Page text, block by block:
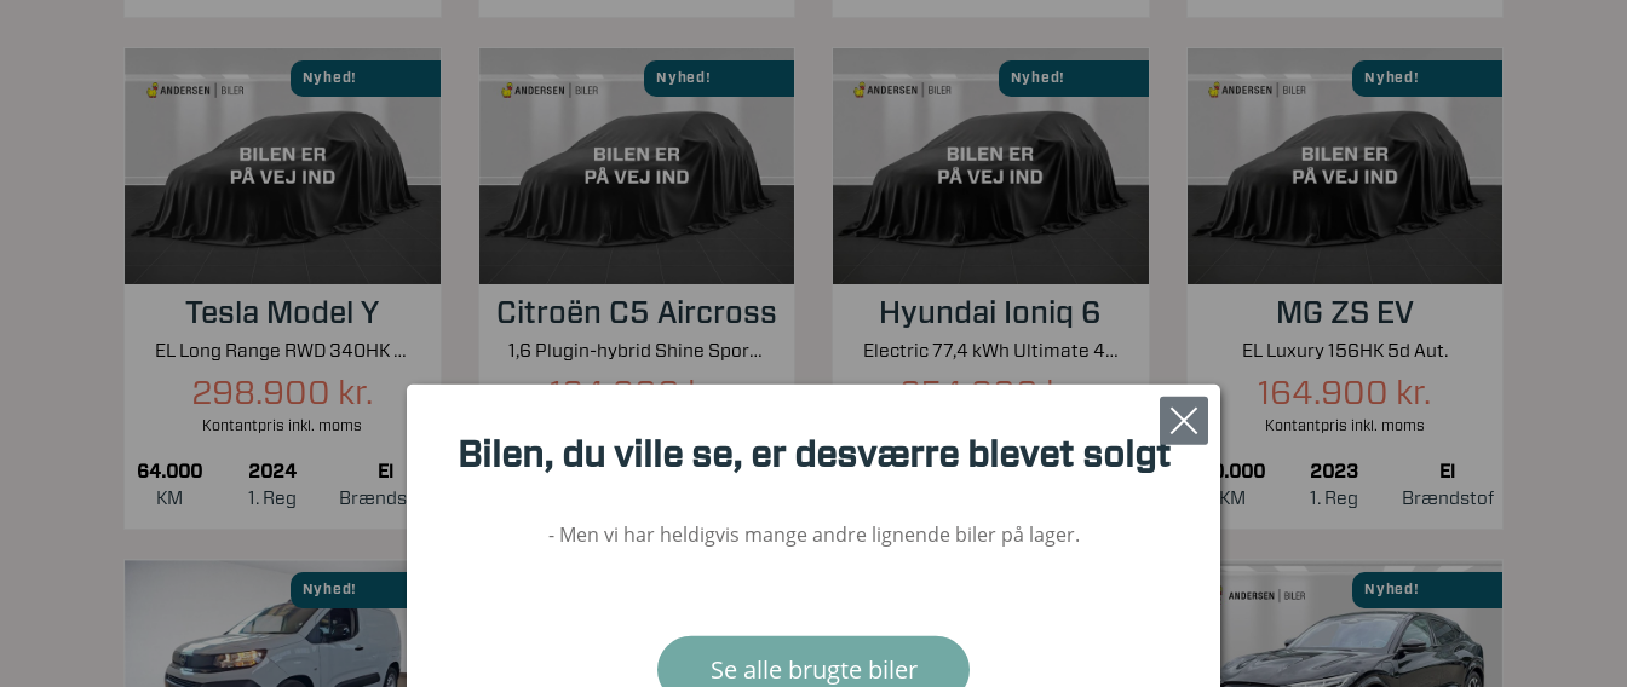
Nyhed!
Tesla Model Y
EL Long Range RWD 340HK 5d Aut.
298.900 kr.
Kontantpris inkl. moms
64.000
KM
2024
1. Reg
El
Brændstof
Nyhed!
Citroën C5 Aircross
1,6 Plugin-hybrid Shine Sport EAT8 225HK 5d 8g Aut.
164.900 kr.
47.000
2021
Hybrid
Nyhed!
Hyundai Ioniq 6
Electric 77,4 kWh Ultimate 4WD 325HK Aut.
254.900 kr.
54.000
2023
El
Nyhed!
MG ZS EV
EL Luxury 156HK 5d Aut.
164.900 kr.
Kontantpris inkl. moms
30.000
KM
2023
1. Reg
El
Brændstof
Nyhed! Nyhed!
Bilen, du ville se, er desværre blevet solgt
- Men vi har heldigvis mange andre lignende biler på lager.
Se alle brugte biler